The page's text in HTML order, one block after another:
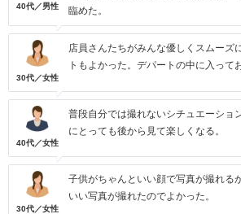
40代／男性
臨めた。
30代／女性
店員さんたちがみんな優しくスムーズ
トもよかった。デパートの中に入って
40代／女性
普段自分では撮れないシチュエーショ
にとっても後から見て楽しくなる。
30代／女性
子供がちゃんといい顔で写真が撮れる
いい写真が撮れたのでよかった。